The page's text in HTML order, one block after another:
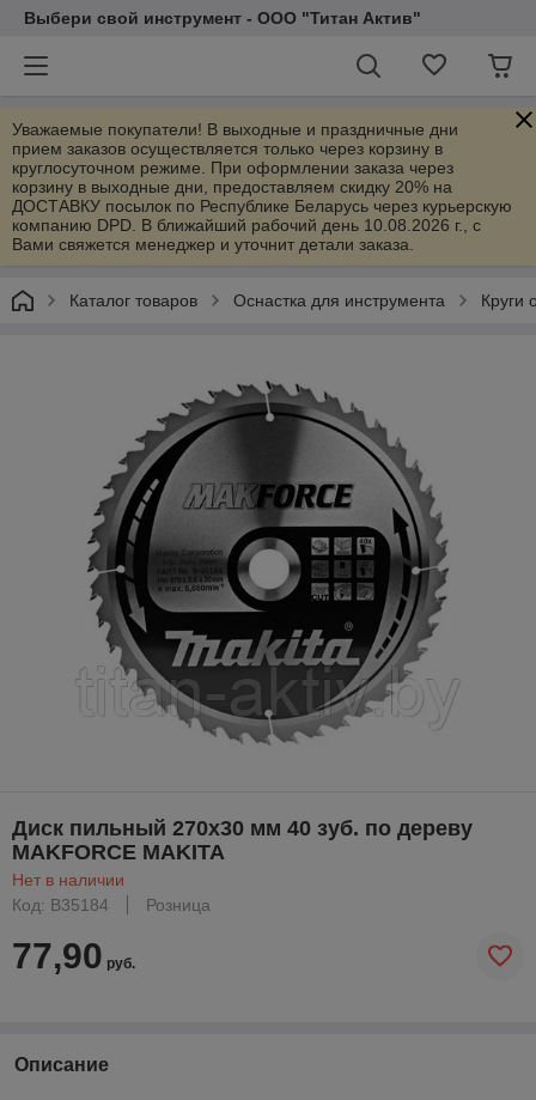
Выбери свой инструмент - ООО "Титан Актив"
Уважаемые покупатели! В выходные и праздничные дни
прием заказов осуществляется только через корзину в
круглосуточном режиме. При оформлении заказа через
корзину в выходные дни, предоставляем скидку 20% на
ДОСТАВКУ посылок по Республике Беларусь через курьерскую
компанию DPD. В ближайший рабочий день 10.08.2026 г., с
Вами свяжется менеджер и уточнит детали заказа.
Каталог товаров Оснастка для инструмента Круги
Диск пильный 270х30 мм 40 зуб. по дереву
MAKFORCE MAKITA
Нет в наличии
Код: B35184
Розница
77,90 руб.
Описание